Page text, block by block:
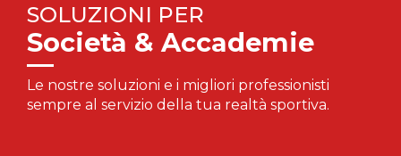
SOLUZIONI PER
Società & Accademie
Le nostre soluzioni e i migliori professionisti
sempre al servizio della tua realtà sportiva.